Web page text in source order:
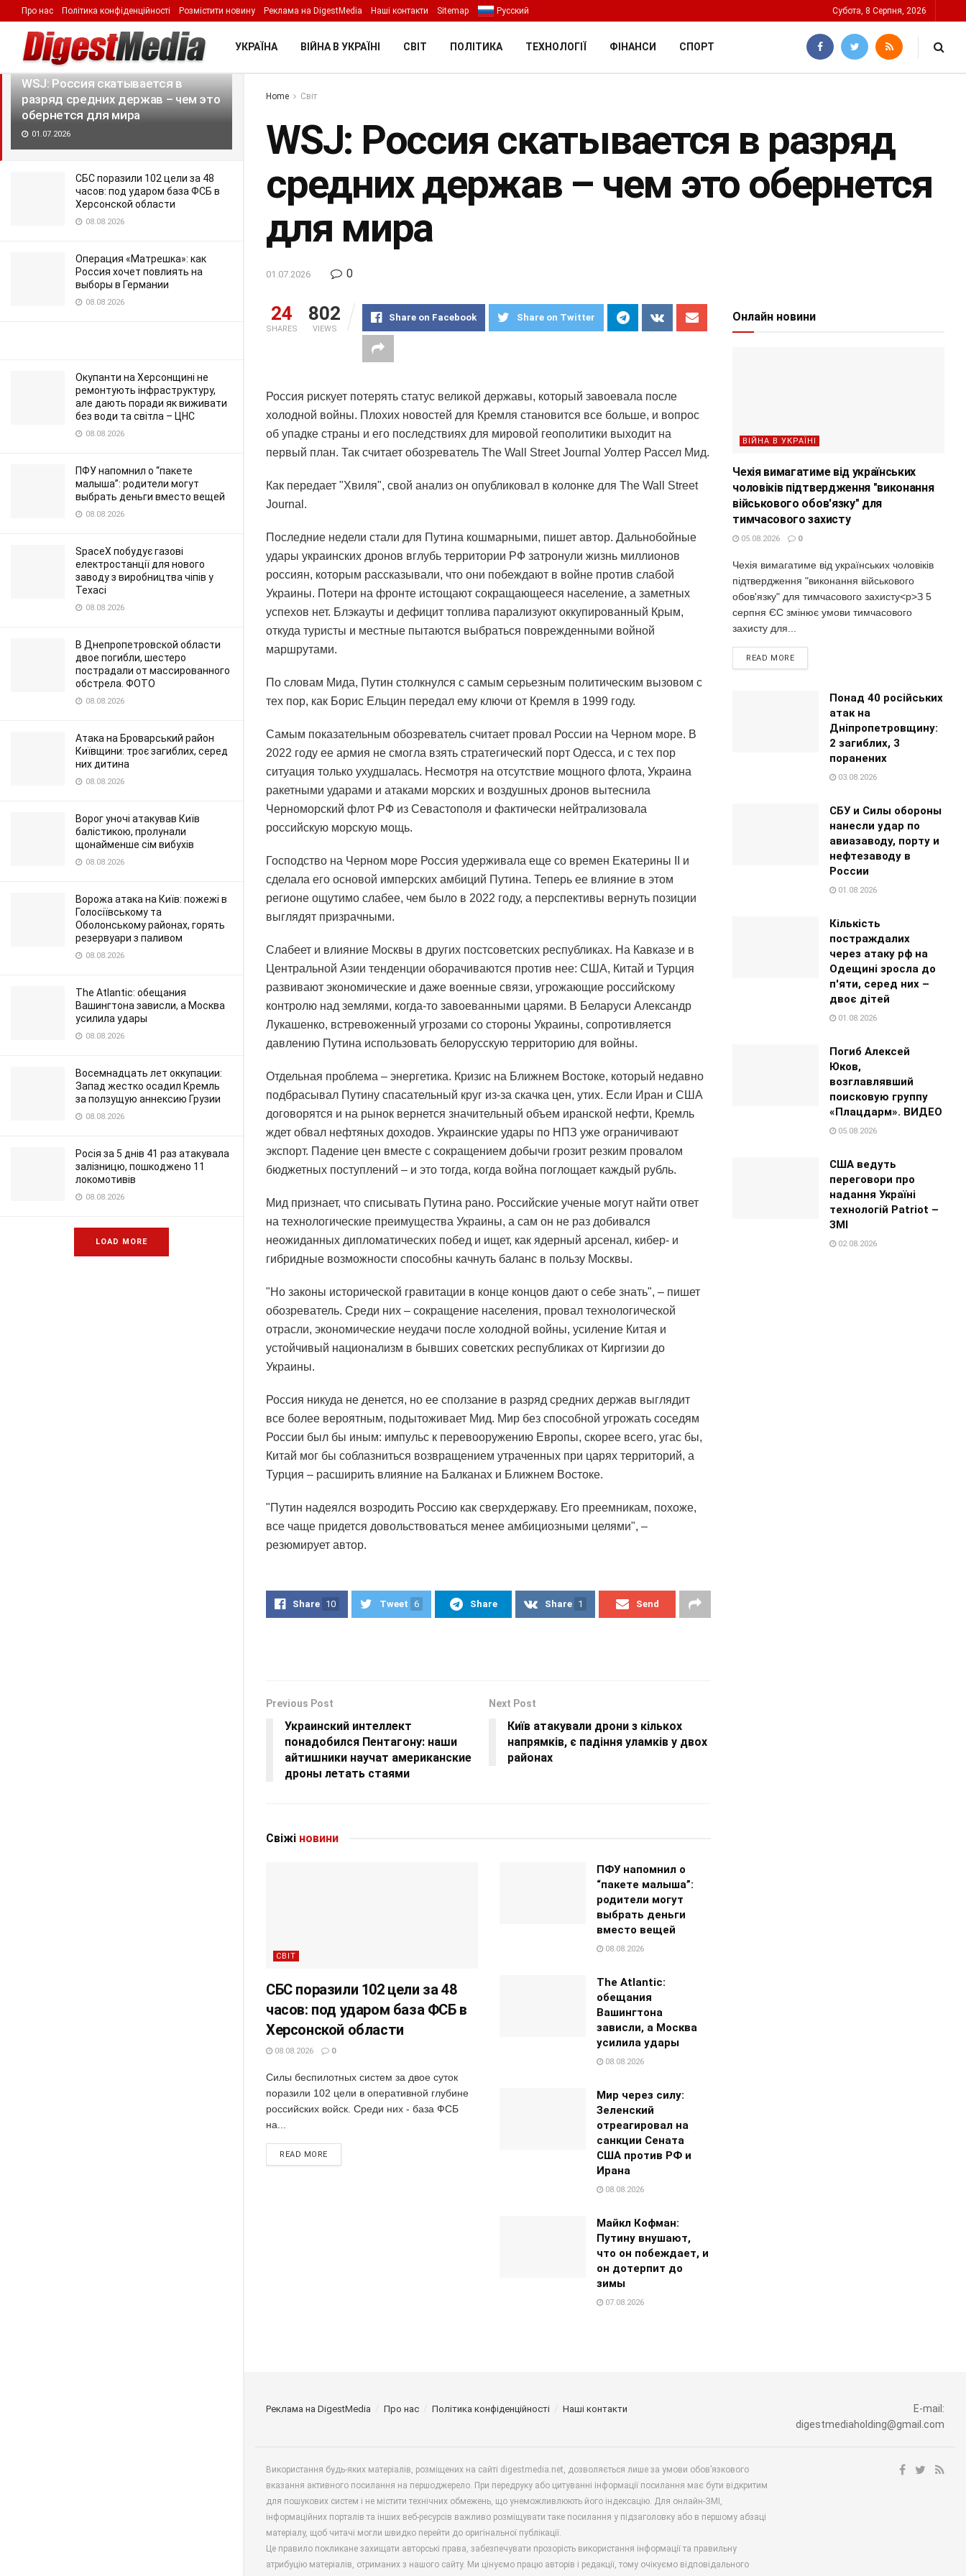
LATEST TRENDING Filter
WSJ: Россия скатывается в
разряд средних держав – чем это
обернется для мира
01.07.2026
СБС поразили 102 цели за 48
часов: под ударом база ФСБ в
Херсонской области
08.08.2026
Операция «Матрешка»: как
Россия хочет повлиять на
выборы в Германии
08.08.2026
Окупанти на Херсонщині не
ремонтують інфраструктуру,
але дають поради як виживати
без води та світла – ЦНС
08.08.2026
ПФУ напомнил о “пакете
малыша”: родители могут
выбрать деньги вместо вещей
08.08.2026
SpaceX побудує газові
електростанції для нового
заводу з виробництва чіпів у
Техасі
08.08.2026
В Днепропетровской области
двое погибли, шестеро
пострадали от массированного
обстрела. ФОТО
08.08.2026
Атака на Броварський район
Київщини: троє загиблих, серед
них дитина
08.08.2026
Ворог уночі атакував Київ
балістикою, пролунали
щонайменше сім вибухів
08.08.2026
Ворожа атака на Київ: пожежі в
Голосіївському та
Оболонському районах, горять
резервуари з паливом
08.08.2026
The Atlantic: обещания
Вашингтона зависли, а Москва
усилила удары
08.08.2026
Восемнадцать лет оккупации:
Запад жестко осадил Кремль
за ползущую аннексию Грузии
08.08.2026
Росія за 5 днів 41 раз атакувала
залізницю, пошкоджено 11
локомотивів
08.08.2026
LOAD MORE
Про нас Політика конфіденційності Розмістити новину Реклама на DigestMedia Наші контакти Sitemap Русский Субота, 8 Серпня, 2026
УКРАЇНА ВІЙНА В УКРАЇНІ СВІТ ПОЛІТИКА ТЕХНОЛОГІЇ ФІНАНСИ СПОРТ
Home Світ
WSJ: Россия скатывается в разряд
средних держав – чем это обернется
для мира
01.07.2026 0
24
SHARES
802
VIEWS
Share on Facebook Share on Twitter
Россия рискует потерять статус великой державы, который завоевала после
холодной войны. Плохих новостей для Кремля становится все больше, и вопрос
об упадке страны и его последствиях для мировой геополитики выходит на
первый план. Так считает обозреватель The Wall Street Journal Уолтер Рассел Мид.
Как передает "Хвиля", свой анализ он опубликовал в колонке для The Wall Street
Journal.
Последние недели стали для Путина кошмарными, пишет автор. Дальнобойные
удары украинских дронов вглубь территории РФ затронули жизнь миллионов
россиян, которым рассказывали, что они побеждают в войне против слабой
Украины. Потери на фронте истощают сокращающееся население, а заметных
успехов нет. Блэкауты и дефицит топлива парализуют оккупированный Крым,
откуда туристы и местные пытаются выбраться поврежденными войной
маршрутами.
По словам Мида, Путин столкнулся с самым серьезным политическим вызовом с
тех пор, как Борис Ельцин передал ему ключи от Кремля в 1999 году.
Самым показательным обозреватель считает провал России на Черном море. В
2022 году ее армия не смогла взять стратегический порт Одесса, и с тех пор
ситуация только ухудшалась. Несмотря на отсутствие мощного флота, Украина
ракетными ударами и атаками морских и воздушных дронов вытеснила
Черноморский флот РФ из Севастополя и фактически нейтрализовала
российскую морскую мощь.
Господство на Черном море Россия удерживала еще со времен Екатерины II и
сделала его основой имперских амбиций Путина. Теперь ее влияние в этом
регионе ощутимо слабее, чем было в 2022 году, а перспективы вернуть позиции
выглядят призрачными.
Слабеет и влияние Москвы в других постсоветских республиках. На Кавказе и в
Центральной Азии тенденции оборачиваются против нее: США, Китай и Турция
развивают экономические и даже военные связи, угрожающие российскому
контролю над землями, когда-то завоеванными царями. В Беларуси Александр
Лукашенко, встревоженный угрозами со стороны Украины, сопротивляется
давлению Путина использовать белорусскую территорию для войны.
Отдельная проблема – энергетика. Кризис на Ближнем Востоке, который недавно
подбрасывал Путину спасательный круг из-за скачка цен, утих. Если Иран и США
договорятся и на рынок вернется значительный объем иранской нефти, Кремль
ждет обвал нефтяных доходов. Украинские удары по НПЗ уже ограничивают
экспорт. Падение цен вместе с сокращением добычи грозит резким провалом
бюджетных поступлений – и это тогда, когда война поглощает каждый рубль.
Мид признает, что списывать Путина рано. Российские ученые могут найти ответ
на технологические преимущества Украины, а сам он не раз добивался
неожиданных дипломатических побед и ищет, как ядерный арсенал, кибер- и
гибридные возможности способны качнуть баланс в пользу Москвы.
"Но законы исторической гравитации в конце концов дают о себе знать", – пишет
обозреватель. Среди них – сокращение населения, провал технологической
отрасли, экономические неудачи после холодной войны, усиление Китая и
устойчивый национализм в бывших советских республиках от Киргизии до
Украины.
Россия никуда не денется, но ее сползание в разряд средних держав выглядит
все более вероятным, подытоживает Мид. Мир без способной угрожать соседям
России был бы иным: импульс к перевооружению Европы, скорее всего, угас бы,
Китай мог бы соблазниться возвращением утраченных при царях территорий, а
Турция – расширить влияние на Балканах и Ближнем Востоке.
"Путин надеялся возродить Россию как сверхдержаву. Его преемникам, похоже,
все чаще придется довольствоваться менее амбициозными целями", –
резюмирует автор.
Share 10 Tweet 6 Share Share 1 Send
Previous Post
Украинский интеллект
понадобился Пентагону: наши
айтишники научат американские
дроны летать стаями
Next Post
Київ атакували дрони з кількох
напрямків, є падіння уламків у двох
районах
Свіжі новини
СВІТ
СБС поразили 102 цели за 48
часов: под ударом база ФСБ в
Херсонской области
08.08.2026 0
Силы беспилотных систем за двое суток
поразили 102 цели в оперативной глубине
российских войск. Среди них - база ФСБ
на...
READ MORE
ПФУ напомнил о
“пакете малыша”:
родители могут
выбрать деньги
вместо вещей
08.08.2026
The Atlantic:
обещания
Вашингтона
зависли, а Москва
усилила удары
08.08.2026
Мир через силу:
Зеленский
отреагировал на
санкции Сената
США против РФ и
Ирана
08.08.2026
Майкл Кофман:
Путину внушают,
что он побеждает, и
он дотерпит до
зимы
07.08.2026
Онлайн новини
ВІЙНА В УКРАЇНІ
Чехія вимагатиме від українських
чоловіків підтвердження "виконання
військового обов'язку" для
тимчасового захисту
05.08.2026 0
Чехія вимагатиме від українських чоловіків
підтвердження "виконання військового
обов'язку" для тимчасового захисту<p>З 5
серпня ЄС змінює умови тимчасового
захисту для...
READ MORE
Понад 40 російських
атак на
Дніпропетровщину:
2 загиблих, 3
поранених
03.08.2026
СБУ и Силы обороны
нанесли удар по
авиазаводу, порту и
нефтезаводу в
России
01.08.2026
Кількість
постраждалих
через атаку рф на
Одещині зросла до
п'яти, серед них –
двоє дітей
01.08.2026
Погиб Алексей
Юков,
возглавлявший
поисковую группу
«Плацдарм». ВИДЕО
05.08.2026
США ведуть
переговори про
надання Україні
технологій Patriot –
ЗМІ
02.08.2026
Реклама на DigestMedia Про нас Політика конфіденційності Наші контакти
E-mail:
digestmediaholding@gmail.com
Використання будь-яких матеріалів, розміщених на сайті digestmedia.net, дозволяється лише за умови обов’язкового
вказання активного посилання на першоджерело. При передруку або цитуванні інформації посилання має бути відкритим
для пошукових систем і не містити технічних обмежень, що унеможливлюють його індексацію. Для онлайн-ЗМІ,
інформаційних порталів та інших веб-ресурсів важливо розміщувати таке посилання у підзаголовку або в першому абзаці
матеріалу, щоб читачі могли швидко перейти до оригінальної публікації.
Це правило покликане захищати авторські права, забезпечувати прозорість використання інформації та правильну
атрибуцію матеріалів, отриманих з нашого сайту. Ми цінуємо працю авторів і редакції, тому очікуємо відповідального